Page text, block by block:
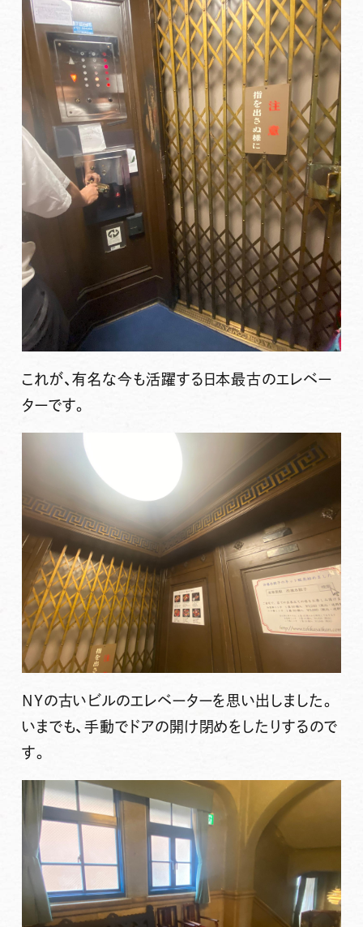
これが、有名な今も活躍する日本最古のエレベー
ターです。
NYの古いビルのエレベーターを思い出しました。
いまでも、手動でドアの開け閉めをしたりするので
す。